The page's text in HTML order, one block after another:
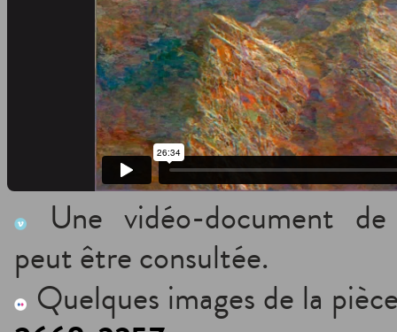
Une vidéo-document
peut être consultée.
Quelques images de la